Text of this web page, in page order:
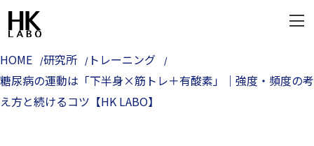
HOME 研究所
トレーニング
糖尿病の運動は「下半身×筋トレ＋有酸素」｜強度・頻度の考
え方と続けるコツ【HK LABO】